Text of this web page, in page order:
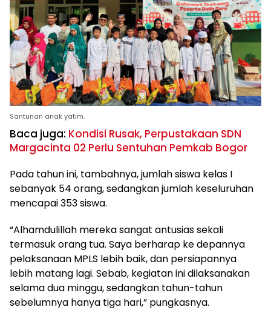
Santunan anak yatim.
Baca juga: Kondisi Rusak, Perpustakaan SDN
Margacinta 02 Perlu Sentuhan Pemkab Bogor
Pada tahun ini, tambahnya, jumlah siswa kelas I
sebanyak 54 orang, sedangkan jumlah keseluruhan
mencapai 353 siswa.
“Alhamdulillah mereka sangat antusias sekali
termasuk orang tua. Saya berharap ke depannya
pelaksanaan MPLS lebih baik, dan persiapannya
lebih matang lagi. Sebab, kegiatan ini dilaksanakan
selama dua minggu, sedangkan tahun-tahun
sebelumnya hanya tiga hari,” pungkasnya.